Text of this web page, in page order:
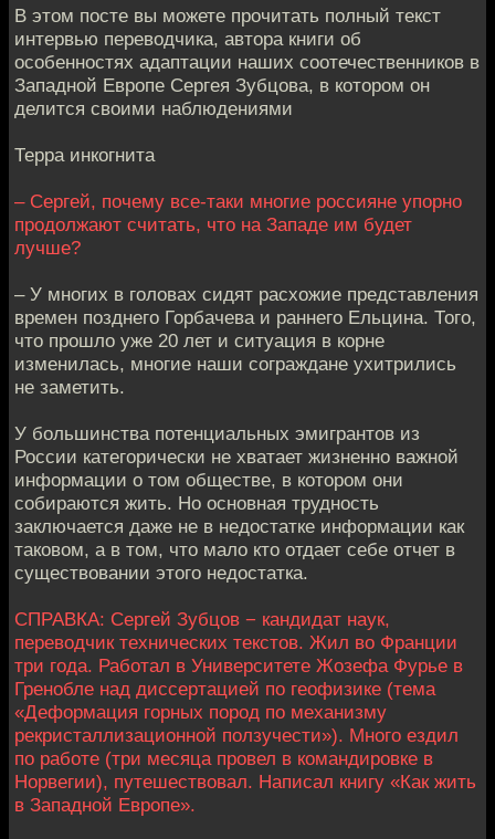
В этом посте вы можете прочитать полный текст
интервью переводчика, автора книги об
особенностях адаптации наших соотечественников в
Западной Европе Сергея Зубцова, в котором он
делится своими наблюдениями
Терра инкогнита
– Сергей, почему все-таки многие россияне упорно
продолжают считать, что на Западе им будет
лучше?
– У многих в головах сидят расхожие представления
времен позднего Горбачева и раннего Ельцина. Того,
что прошло уже 20 лет и ситуация в корне
изменилась, многие наши сограждане ухитрились
не заметить.
У большинства потенциальных эмигрантов из
России категорически не хватает жизненно важной
информации о том обществе, в котором они
собираются жить. Но основная трудность
заключается даже не в недостатке информации как
таковом, а в том, что мало кто отдает себе отчет в
существовании этого недостатка.
СПРАВКА: Сергей Зубцов − кандидат наук,
переводчик технических текстов. Жил во Франции
три года. Работал в Университете Жозефа Фурье в
Гренобле над диссертацией по геофизике (тема
«Деформация горных пород по механизму
рекристаллизационной ползучести»). Много ездил
по работе (три месяца провел в командировке в
Норвегии), путешествовал. Написал книгу «Как жить
в Западной Европе».